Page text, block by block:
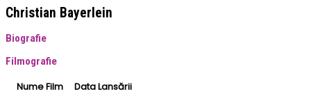
Christian Bayerlein
Biografie
Filmografie
Nume Film
Data Lansării